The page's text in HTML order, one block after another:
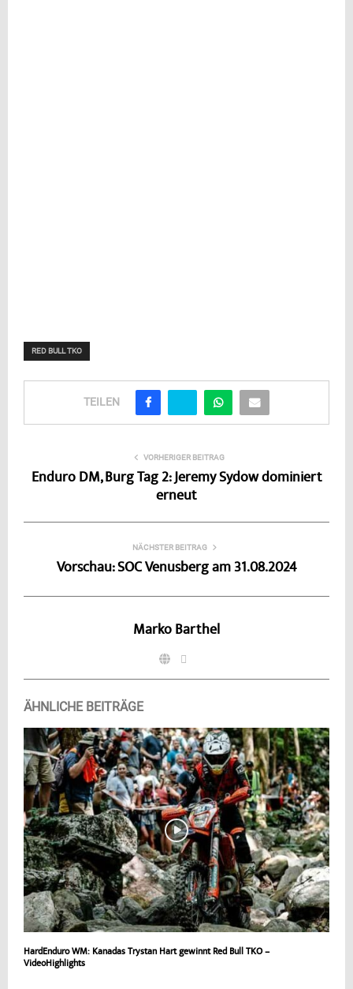
RED BULL TKO
TEILEN
VORHERIGER BEITRAG
Enduro DM, Burg Tag 2: Jeremy Sydow dominiert
erneut
NÄCHSTER BEITRAG
Vorschau: SOC Venusberg am 31.08.2024
Marko Barthel
ÄHNLICHE BEITRÄGE
HardEnduro WM: Kanadas Trystan Hart gewinnt Red Bull TKO –
VideoHighlights